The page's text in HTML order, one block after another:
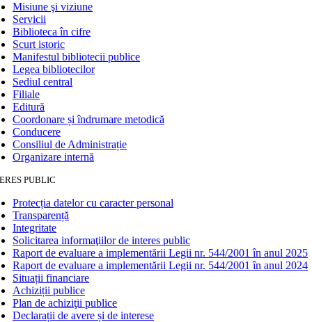
Misiune şi viziune
Servicii
Biblioteca în cifre
Scurt istoric
Manifestul bibliotecii publice
Legea bibliotecilor
Sediul central
Filiale
Editură
Coordonare și îndrumare metodică
Conducere
Consiliul de Administrație
Organizare internă
PUBLIC
Protecția datelor cu caracter personal
Transparență
Integritate
Solicitarea informaţiilor de interes public
Raport de evaluare a implementării Legii nr. 544/2001 în anul 2025
Raport de evaluare a implementării Legii nr. 544/2001 în anul 2024
Situații financiare
Achiziții publice
Plan de achiziţii publice
Declarații de avere și de interese